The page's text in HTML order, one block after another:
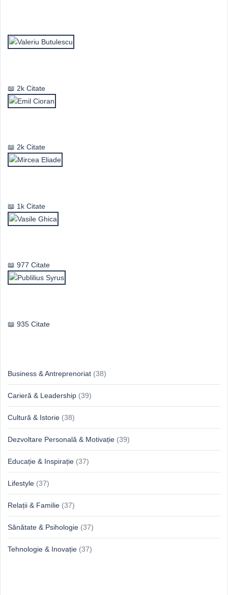
2k Citate
2k Citate
1k Citate
977 Citate
935 Citate
Business & Antreprenoriat (38)
Carieră & Leadership (39)
Cultură & Istorie (38)
Dezvoltare Personală & Motivație (39)
Educație & Inspirație (37)
Lifestyle (37)
Relații & Familie (37)
Sănătate & Psihologie (37)
Tehnologie & Inovație (37)